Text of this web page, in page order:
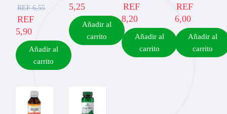
REF6,55
REF
5,90
Añadir al
carrito
5,25
Añadir al
carrito
REF
8,20
Añadir al
carrito
REF
6,00
Añadir al
carrito